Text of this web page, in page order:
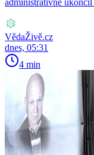
administrativně
VědaŽivě.cz
dnes, 05:31
4 min